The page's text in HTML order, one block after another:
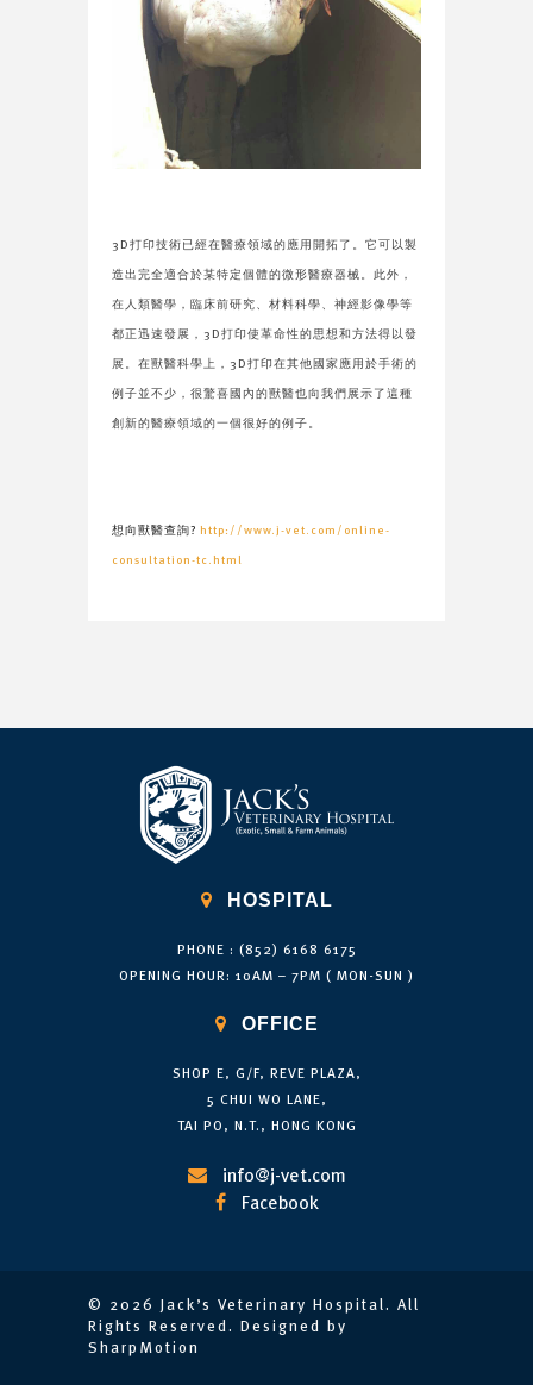
3D打印技術已經在醫療領域的應用開拓了。它可以製
造出完全適合於某特定個體的微形醫療器械。此外，
在人類醫學，臨床前研究、材料科學、神經影像學等
都正迅速發展，3D打印使革命性的思想和方法得以發
展。在獸醫科學上，3D打印在其他國家應用於手術的
例子並不少，很驚喜國內的獸醫也向我們展示了這種
創新的醫療領域的​​一個很好的例子。
想向獸醫查詢? http://www.j-vet.com/online-
consultation-tc.html
 HOSPITAL
PHONE : (852) 6168 6175
OPENING HOUR: 10AM – 7PM ( MON-SUN )
 OFFICE
SHOP E, G/F, REVE PLAZA,
5 CHUI WO LANE,
TAI PO, N.T., HONG KONG
 info@j-vet.com
 Facebook
© 2026 Jack’s Veterinary Hospital. All
Rights Reserved. Designed by
SharpMotion